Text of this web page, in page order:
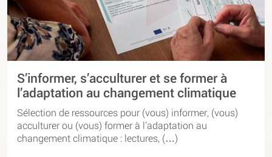
S’informer, s’acculturer et se former à
l’adaptation au changement climatique
Sélection de ressources pour (vous) informer, (vous)
acculturer ou (vous) former à l’adaptation au
changement climatique : lectures, (…)